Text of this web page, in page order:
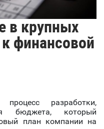
в крупных
финансовой
разработки,
бюджета, который
план компании на